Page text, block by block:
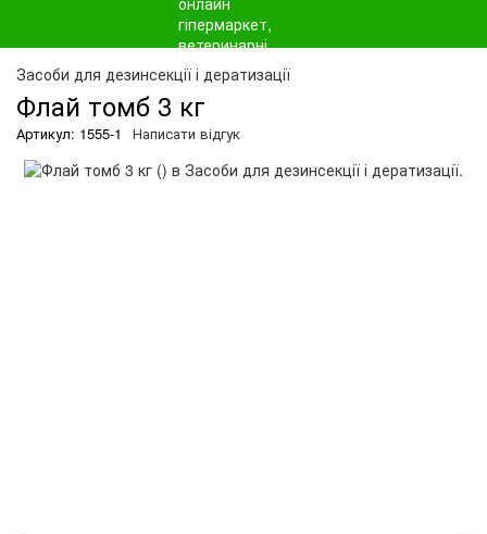
Засоби для дезинсекції і дератизації
Флай томб 3 кг
Артикул: 1555-1 Написати відгук